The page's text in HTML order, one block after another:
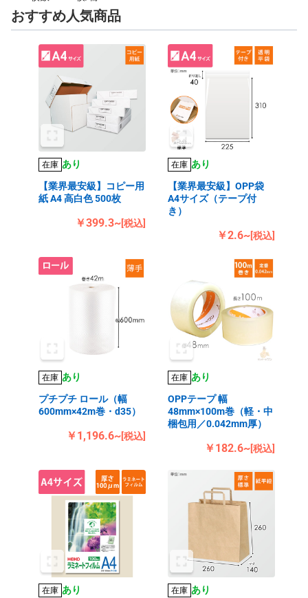
おすすめ人気商品
在庫 あり
【業界最安級】コピー用
紙 A4 高白色 500枚
￥399.3~[税込]
在庫 あり
【業界最安級】OPP袋
A4サイズ（テープ付
き）
￥2.6~[税込]
在庫 あり
プチプチ ロール（幅
600mm×42m巻・d35）
￥1,196.6~[税込]
在庫 あり
OPPテープ 幅
48mm×100m巻（軽・中
梱包用／0.042mm厚）
￥182.6~[税込]
在庫 あり
在庫 あり